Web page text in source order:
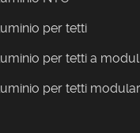
per tetti
per tetti a
per tetti